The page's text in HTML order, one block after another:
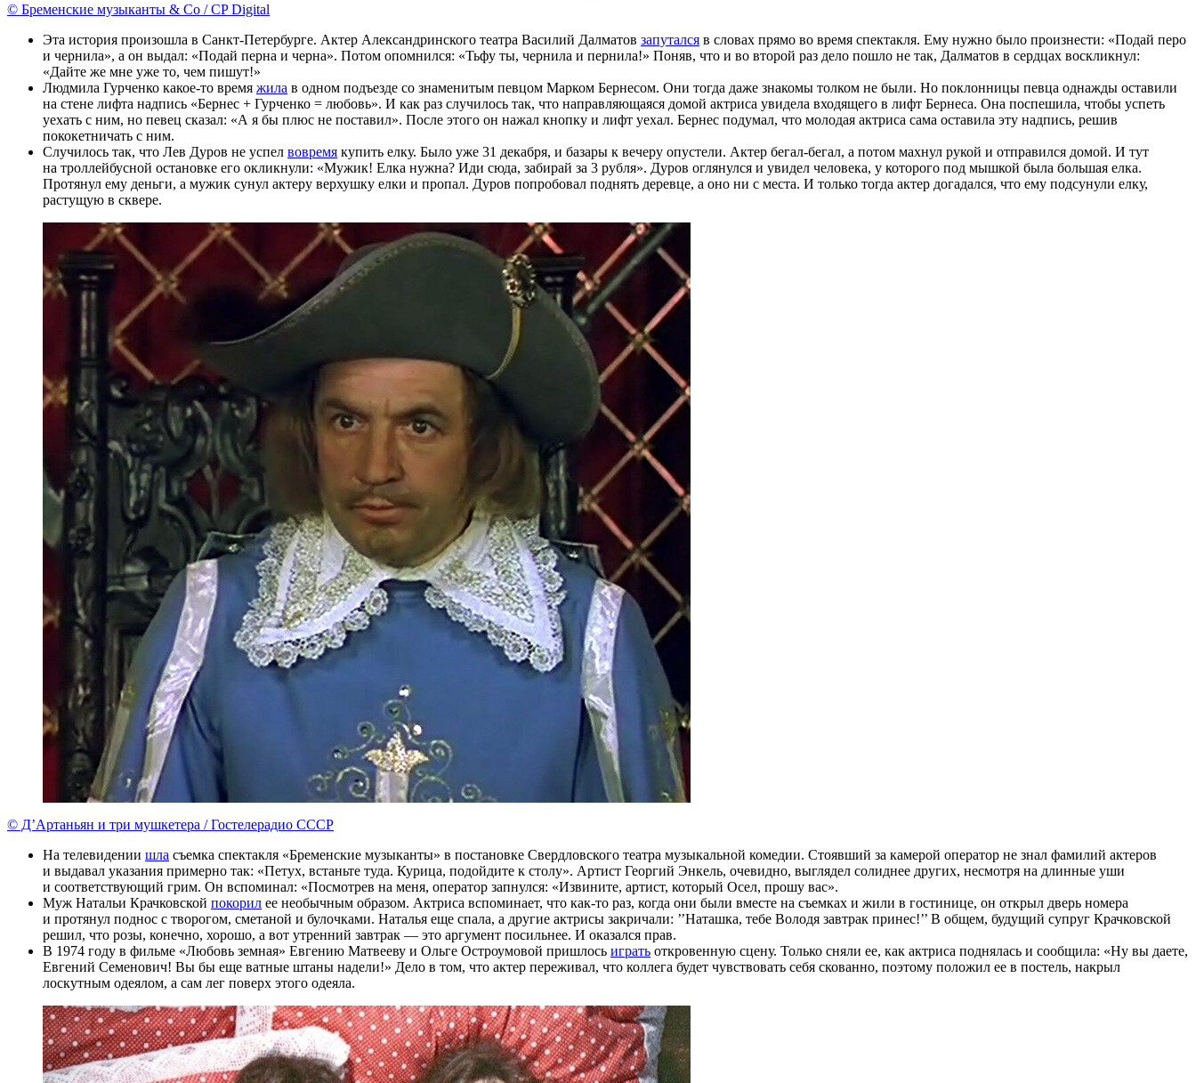
© Бременские музыканты & Co / CP Digital
Эта история произошла в Санкт-Петербурге. Актер Александринского театра Василий Далматов запутался в словах прямо во время спектакля. Ему нужно было произнести: «Подай перо
и чернила», а он выдал: «Подай перна и черна». Потом опомнился: «Тьфу ты, чернила и пернила!» Поняв, что и во второй раз дело пошло не так, Далматов в сердцах воскликнул:
«Дайте же мне уже то, чем пишут!»
Людмила Гурченко какое-то время жила в одном подъезде со знаменитым певцом Марком Бернесом. Они тогда даже знакомы толком не были. Но поклонницы певца однажды оставили
на стене лифта надпись «Бернес + Гурченко = любовь». И как раз случилось так, что направляющаяся домой актриса увидела входящего в лифт Бернеса. Она поспешила, чтобы успеть
уехать с ним, но певец сказал: «А я бы плюс не поставил». После этого он нажал кнопку и лифт уехал. Бернес подумал, что молодая актриса сама оставила эту надпись, решив
пококетничать с ним.
Случилось так, что Лев Дуров не успел вовремя купить елку. Было уже 31 декабря, и базары к вечеру опустели. Актер бегал-бегал, а потом махнул рукой и отправился домой. И тут
на троллейбусной остановке его окликнули: «Мужик! Елка нужна? Иди сюда, забирай за 3 рубля». Дуров оглянулся и увидел человека, у которого под мышкой была большая елка.
Протянул ему деньги, а мужик сунул актеру верхушку елки и пропал. Дуров попробовал поднять деревце, а оно ни с места. И только тогда актер догадался, что ему подсунули елку,
растущую в сквере.
© Д’Артаньян и три мушкетера / Гостелерадио СССР
На телевидении шла съемка спектакля «Бременские музыканты» в постановке Свердловского театра музыкальной комедии. Стоявший за камерой оператор не знал фамилий актеров
и выдавал указания примерно так: «Петух, встаньте туда. Курица, подойдите к столу». Артист Георгий Энкель, очевидно, выглядел солиднее других, несмотря на длинные уши
и соответствующий грим. Он вспоминал: «Посмотрев на меня, оператор запнулся: «Извините, артист, который Осел, прошу вас».
Муж Натальи Крачковской покорил ее необычным образом. Актриса вспоминает, что как-то раз, когда они были вместе на съемках и жили в гостинице, он открыл дверь номера
и протянул поднос с творогом, сметаной и булочками. Наталья еще спала, а другие актрисы закричали: ’’Наташка, тебе Володя завтрак принес!’’ В общем, будущий супруг Крачковской
решил, что розы, конечно, хорошо, а вот утренний завтрак — это аргумент посильнее. И оказался прав.
В 1974 году в фильме «Любовь земная» Евгению Матвееву и Ольге Остроумовой пришлось играть откровенную сцену. Только сняли ее, как актриса поднялась и сообщила: «Ну вы даете,
Евгений Семенович! Вы бы еще ватные штаны надели!» Дело в том, что актер переживал, что коллега будет чувствовать себя скованно, поэтому положил ее в постель, накрыл
лоскутным одеялом, а сам лег поверх этого одеяла.